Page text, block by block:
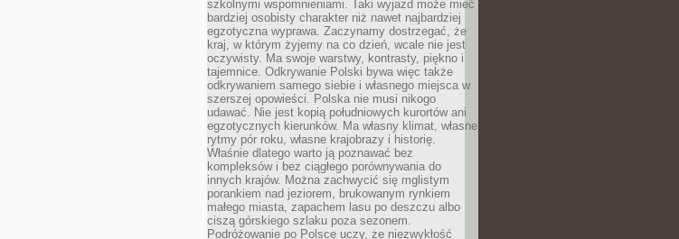
szkolnymi wspomnieniami. Taki wyjazd może mieć
bardziej osobisty charakter niż nawet najbardziej
egzotyczna wyprawa. Zaczynamy dostrzegać, że
kraj, w którym żyjemy na co dzień, wcale nie jest
oczywisty. Ma swoje warstwy, kontrasty, piękno i
tajemnice. Odkrywanie Polski bywa więc także
odkrywaniem samego siebie i własnego miejsca w
szerszej opowieści. Polska nie musi nikogo
udawać. Nie jest kopią południowych kurortów ani
egzotycznych kierunków. Ma własny klimat, własne
rytmy pór roku, własne krajobrazy i historię.
Właśnie dlatego warto ją poznawać bez
kompleksów i bez ciągłego porównywania do
innych krajów. Można zachwycić się mglistym
porankiem nad jeziorem, brukowanym rynkiem
małego miasta, zapachem lasu po deszczu albo
ciszą górskiego szlaku poza sezonem.
Podróżowanie po Polsce uczy, że niezwykłość